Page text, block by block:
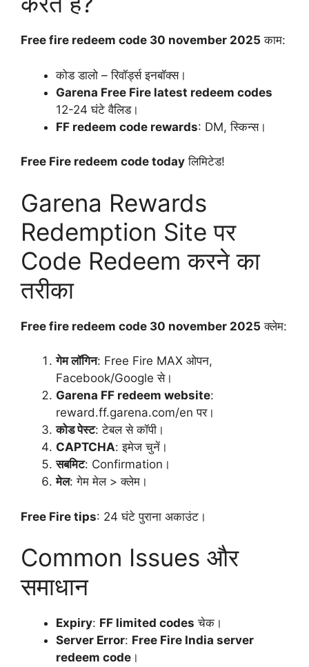
Free fire redeem code 30 november 2025 काम:
कोड डालो – रिवॉर्ड्स इनबॉक्स।
Garena Free Fire latest redeem codes
12-24 घंटे वैलिड।
FF redeem code rewards: DM, स्किन्स।
Free Fire redeem code today लिमिटेड!
Garena Rewards
Redemption Site पर
Code Redeem करने का
तरीका
Free fire redeem code 30 november 2025 क्लेम:
गेम लॉगिन: Free Fire MAX ओपन,
Facebook/Google से।
Garena FF redeem website:
reward.ff.garena.com/en पर।
कोड पेस्ट: टेबल से कॉपी।
CAPTCHA: इमेज चुनें।
सबमिट: Confirmation।
मेल: गेम मेल > क्लेम।
Free Fire tips: 24 घंटे पुराना अकाउंट।
Common Issues और
समाधान
Expiry: FF limited codes चेक।
Server Error: Free Fire India server
redeem code ।